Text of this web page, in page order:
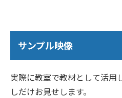
サンプル映像
実際に教室で教材として活用
しだけお見せします。